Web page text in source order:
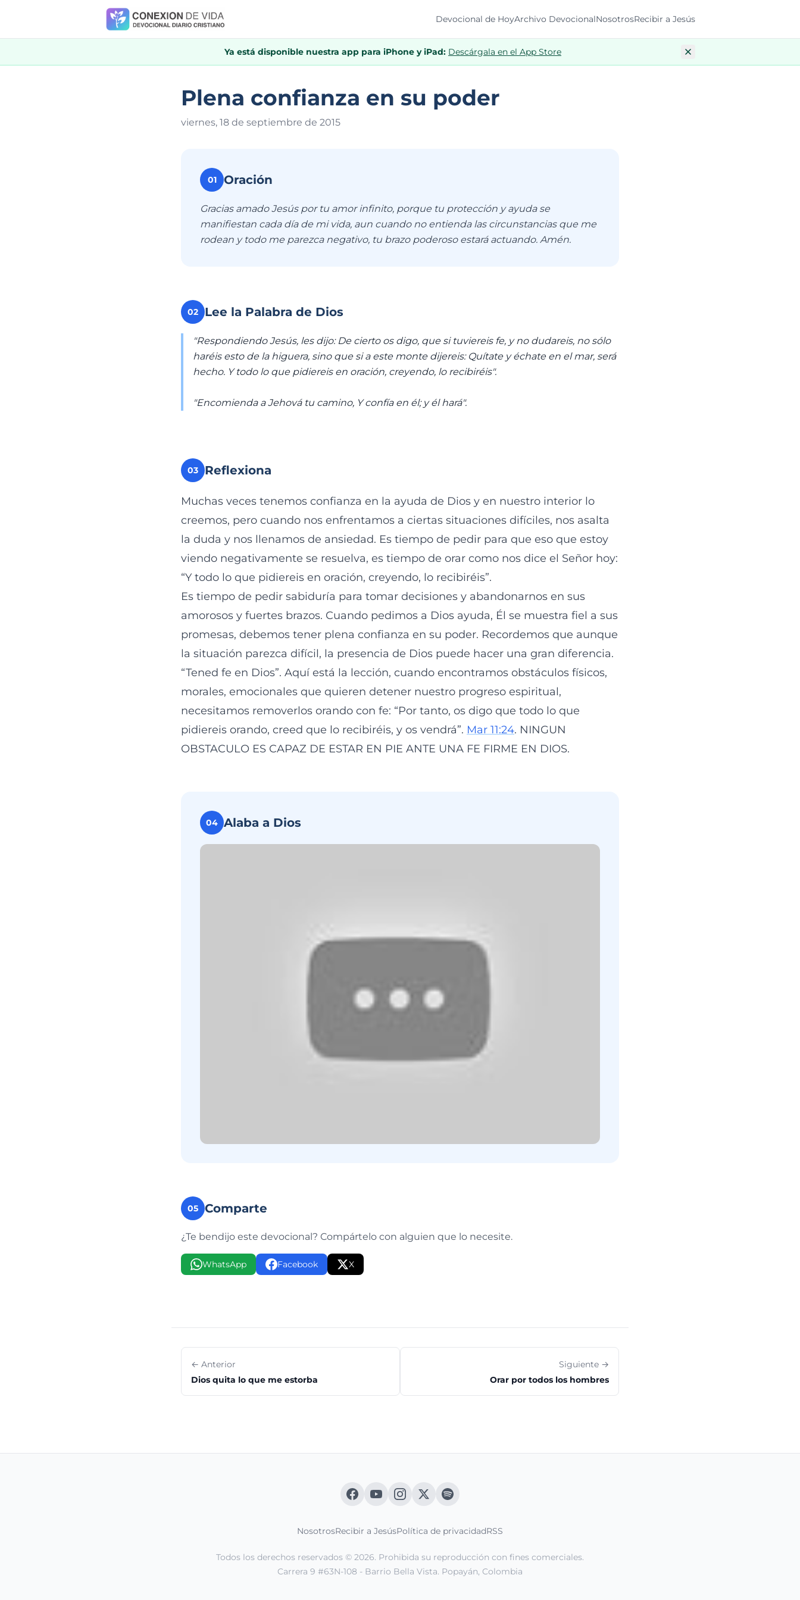
Devocional de HoyArchivo DevocionalNosotrosRecibir a Jesús
Ya está disponible nuestra app para iPhone y iPad: Descárgala en el App Store
Plena confianza en su poder
viernes, 18 de septiembre de 2015
01 Oración
Gracias amado Jesús por tu amor infinito, porque tu protección y ayuda se
manifiestan cada día de mi vida, aun cuando no entienda las circunstancias que me
rodean y todo me parezca negativo, tu brazo poderoso estará actuando. Amén.
02 Lee la Palabra de Dios
"Respondiendo Jesús, les dijo: De cierto os digo, que si tuviereis fe, y no dudareis, no sólo
haréis esto de la higuera, sino que si a este monte dijereis: Quítate y échate en el mar, será
hecho. Y todo lo que pidiereis en oración, creyendo, lo recibiréis".
"Encomienda a Jehová tu camino, Y confía en él; y él hará".
03 Reflexiona
Muchas veces tenemos confianza en la ayuda de Dios y en nuestro interior lo
creemos, pero cuando nos enfrentamos a ciertas situaciones difíciles, nos asalta
la duda y nos llenamos de ansiedad. Es tiempo de pedir para que eso que estoy
viendo negativamente se resuelva, es tiempo de orar como nos dice el Señor hoy:
“Y todo lo que pidiereis en oración, creyendo, lo recibiréis”.
Es tiempo de pedir sabiduría para tomar decisiones y abandonarnos en sus
amorosos y fuertes brazos. Cuando pedimos a Dios ayuda, Él se muestra fiel a sus
promesas, debemos tener plena confianza en su poder. Recordemos que aunque
la situación parezca difícil, la presencia de Dios puede hacer una gran diferencia.
“Tened fe en Dios”. Aquí está la lección, cuando encontramos obstáculos físicos,
morales, emocionales que quieren detener nuestro progreso espiritual,
necesitamos removerlos orando con fe: “Por tanto, os digo que todo lo que
pidiereis orando, creed que lo recibiréis, y os vendrá”. Mar 11:24. NINGUN
OBSTACULO ES CAPAZ DE ESTAR EN PIE ANTE UNA FE FIRME EN DIOS.
04 Alaba a Dios
05 Comparte
¿Te bendijo este devocional? Compártelo con alguien que lo necesite.
WhatsApp Facebook X
← Anterior
Dios quita lo que me estorba
Siguiente →
Orar por todos los hombres
NosotrosRecibir a JesúsPolítica de privacidadRSS
Todos los derechos reservados © 2026. Prohibida su reproducción con fines comerciales.
Carrera 9 #63N-108 - Barrio Bella Vista. Popayán, Colombia